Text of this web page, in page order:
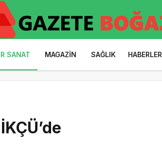
SANAT MAGAZIN SAĞLIK HABERLER